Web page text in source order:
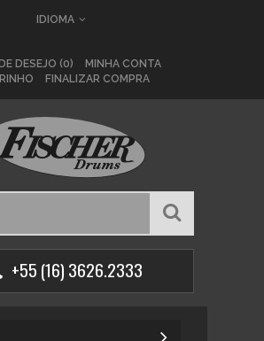
IDIOMA
DESEJO (0)
MINHA CONTA
FINALIZAR COMPRA
+55 (16) 3626.2333